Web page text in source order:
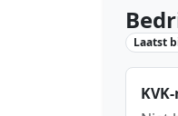
Laatst